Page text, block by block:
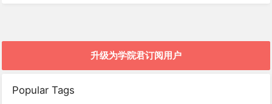
升级为学院君订阅用户
Popular Tags